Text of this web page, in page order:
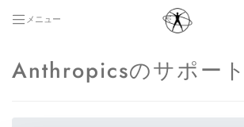
メニュー
Anthropicsのサポー